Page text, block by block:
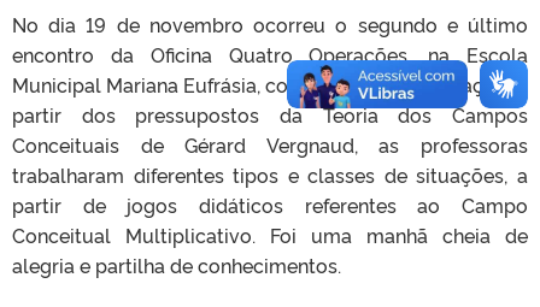
No dia 19 de novembro ocorreu o segundo e último
encontro da Oficina Quatro Operações, na Escola
Municipal Mariana Eufrásia, com o tema multiplicação. A
partir dos pressupostos da Teoria dos Campos
Conceituais de Gérard Vergnaud, as professoras
trabalharam diferentes tipos e classes de situações, a
partir de jogos didáticos referentes ao Campo
Conceitual Multiplicativo. Foi uma manhã cheia de
alegria e partilha de conhecimentos.